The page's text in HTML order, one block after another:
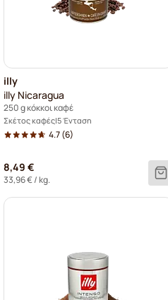
illy
illy Nicaragua
250 g κόκκοι καφέ
Σκέτος καφές 5 Ένταση
4.7(6)
8,49 €
33,96 €/ kg.